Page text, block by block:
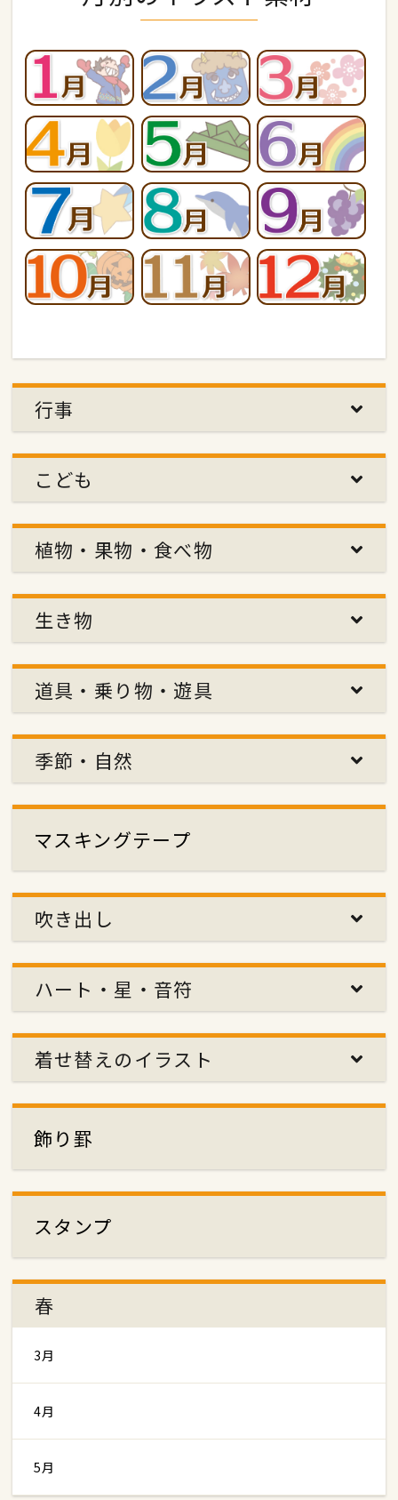
行事
こども
植物・果物・食べ物
生き物
道具・乗り物・遊具
季節・自然
マスキングテープ
吹き出し
ハート・星・音符
着せ替えのイラスト
飾り罫
スタンプ
春
3月
4月
5月